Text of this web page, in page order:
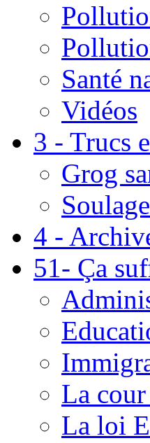
Santé
Vidéos
3 - Trucs
Grog
4 -
51- Ça
La cour
La loi